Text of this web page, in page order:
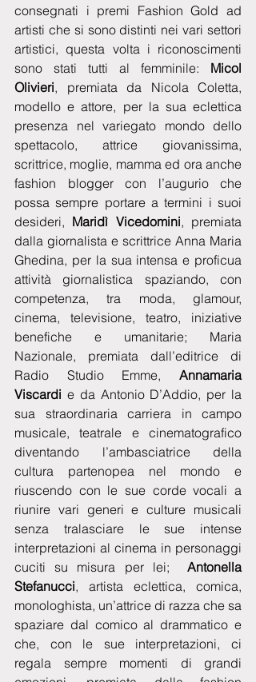
consegnati i premi Fashion Gold ad
artisti che si sono distinti nei vari settori
artistici, questa volta i riconoscimenti
sono stati tutti al femminile: Micol
Olivieri, premiata da Nicola Coletta,
modello e attore, per la sua eclettica
presenza nel variegato mondo dello
spettacolo, attrice giovanissima,
scrittrice, moglie, mamma ed ora anche
fashion blogger con l’augurio che
possa sempre portare a termini i suoi
desideri, Maridì Vicedomini, premiata
dalla giornalista e scrittrice Anna Maria
Ghedina, per la sua intensa e proficua
attività giornalistica spaziando, con
competenza, tra moda, glamour,
cinema, televisione, teatro, iniziative
benefiche e umanitarie; Maria
Nazionale, premiata dall’editrice di
Radio Studio Emme, Annamaria
Viscardi e da Antonio D’Addio, per la
sua straordinaria carriera in campo
musicale, teatrale e cinematografico
diventando l’ambasciatrice della
cultura partenopea nel mondo e
riuscendo con le sue corde vocali a
riunire vari generi e culture musicali
senza tralasciare le sue intense
interpretazioni al cinema in personaggi
cuciti su misura per lei; Antonella
Stefanucci, artista eclettica, comica,
monologhista, un’attrice di razza che sa
spaziare dal comico al drammatico e
che, con le sue interpretazioni, ci
regala sempre momenti di grandi